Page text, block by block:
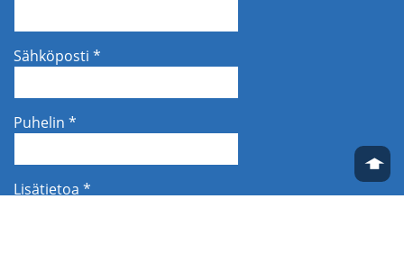
Sähköposti *
Puhelin *
Lisätietoa *
➧